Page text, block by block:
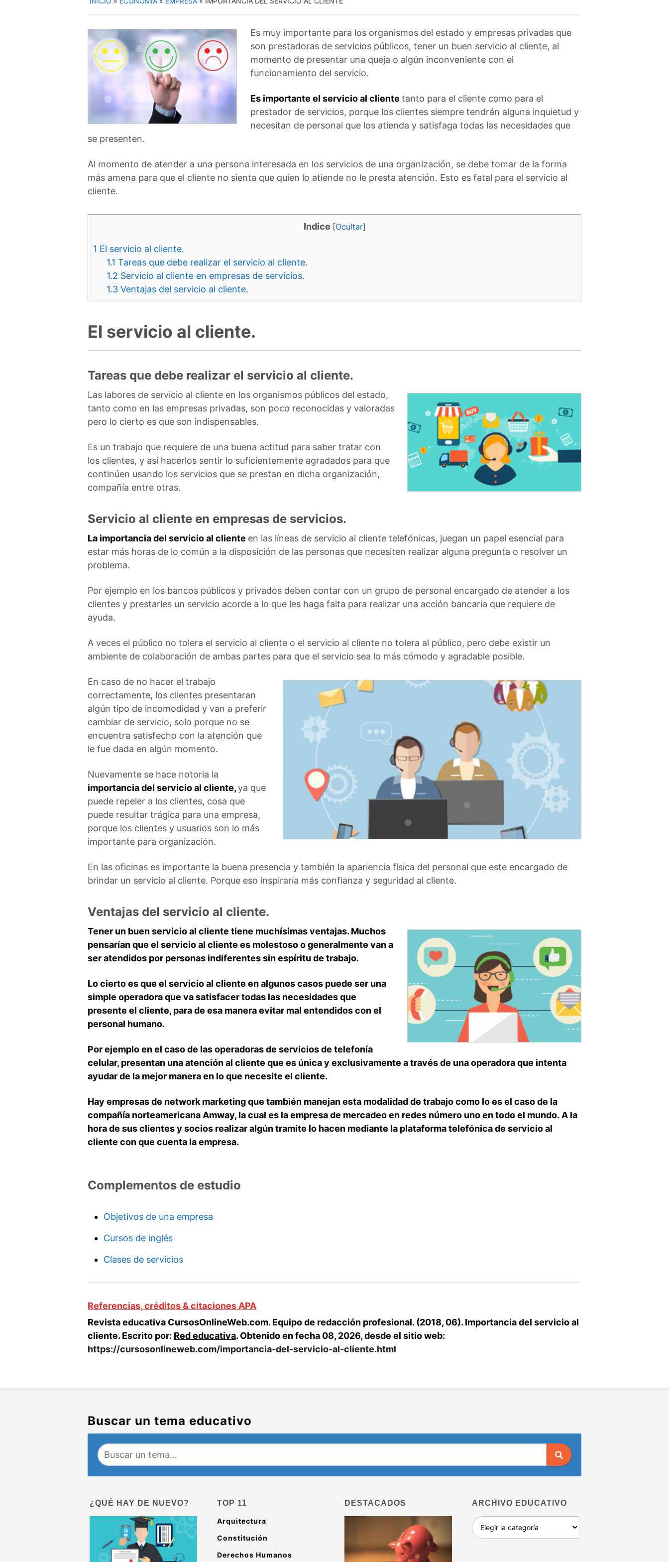
Es muy importante para los organismos del estado y empresas privadas que
son prestadoras de servicios públicos, tener un buen servicio al cliente, al
momento de presentar una queja o algún inconveniente con el
funcionamiento del servicio.
Es importante el servicio al cliente tanto para el cliente como para el
prestador de servicios, porque los clientes siempre tendrán alguna inquietud y
necesitan de personal que los atienda y satisfaga todas las necesidades que
se presenten.
Al momento de atender a una persona interesada en los servicios de una organización, se debe tomar de la forma
más amena para que el cliente no sienta que quien lo atiende no le presta atención. Esto es fatal para el servicio al
cliente.
Indice [Ocultar]
1 El servicio al cliente.
1.1 Tareas que debe realizar el servicio al cliente.
1.2 Servicio al cliente en empresas de servicios.
1.3 Ventajas del servicio al cliente.
El servicio al cliente.
Tareas que debe realizar el servicio al cliente.
Las labores de servicio al cliente en los organismos públicos del estado,
tanto como en las empresas privadas, son poco reconocidas y valoradas
pero lo cierto es que son indispensables.
Es un trabajo que requiere de una buena actitud para saber tratar con
los clientes, y así hacerlos sentir lo suficientemente agradados para que
continúen usando los servicios que se prestan en dicha organización,
compañía entre otras.
Servicio al cliente en empresas de servicios.
La importancia del servicio al cliente en las líneas de servicio al cliente telefónicas, juegan un papel esencial para
estar más horas de lo común a la disposición de las personas que necesiten realizar alguna pregunta o resolver un
problema.
Por ejemplo en los bancos públicos y privados deben contar con un grupo de personal encargado de atender a los
clientes y prestarles un servicio acorde a lo que les haga falta para realizar una acción bancaria que requiere de
ayuda.
A veces el público no tolera el servicio al cliente o el servicio al cliente no tolera al público, pero debe existir un
ambiente de colaboración de ambas partes para que el servicio sea lo más cómodo y agradable posible.
En caso de no hacer el trabajo
correctamente, los clientes presentaran
algún tipo de incomodidad y van a preferir
cambiar de servicio, solo porque no se
encuentra satisfecho con la atención que
le fue dada en algún momento.
Nuevamente se hace notoria la
importancia del servicio al cliente,ya que
puede repeler a los clientes, cosa que
puede resultar trágica para una empresa,
porque los clientes y usuarios son lo más
importante para organización.
En las oficinas es importante la buena presencia y también la apariencia física del personal que este encargado de
brindar un servicio al cliente. Porque eso inspiraría más confianza y seguridad al cliente.
Ventajas del servicio al cliente.
Tener un buen servicio al cliente tiene muchísimas ventajas. Muchos
pensarían que el servicio al cliente es molestoso o generalmente van a
ser atendidos por personas indiferentes sin espíritu de trabajo.
Lo cierto es que el servicio al cliente en algunos casos puede ser una
simple operadora que va satisfacer todas las necesidades que
presente el cliente, para de esa manera evitar mal entendidos con el
personal humano.
Por ejemplo en el caso de las operadoras de servicios de telefonía
celular, presentan una atención al cliente que es única y exclusivamente a través de una operadora que intenta
ayudar de la mejor manera en lo que necesite el cliente.
Hay empresas de network marketing que también manejan esta modalidad de trabajo como lo es el caso de la
compañía norteamericana Amway, la cual es la empresa de mercadeo en redes número uno en todo el mundo. A la
hora de sus clientes y socios realizar algún tramite lo hacen mediante la plataforma telefónica de servicio al
cliente con que cuenta la empresa.
Complementos de estudio
Objetivos de una empresa
Cursos de inglés
Clases de servicios
Referencias, créditos & citaciones APA
Revista educativa CursosOnlineWeb.com. Equipo de redacción profesional. (2018, 06). Importancia del servicio al
cliente. Escrito por: Red educativa. Obtenido en fecha 08, 2026, desde el sitio web:
https://cursosonlineweb.com/importancia-del-servicio-al-cliente.html
Buscar un tema educativo
¿QUÉ HAY DE NUEVO? TOP 11
Arquitectura
Constitución
Derechos Humanos
DESTACADOS ARCHIVO EDUCATIVO
Archivo
educativo